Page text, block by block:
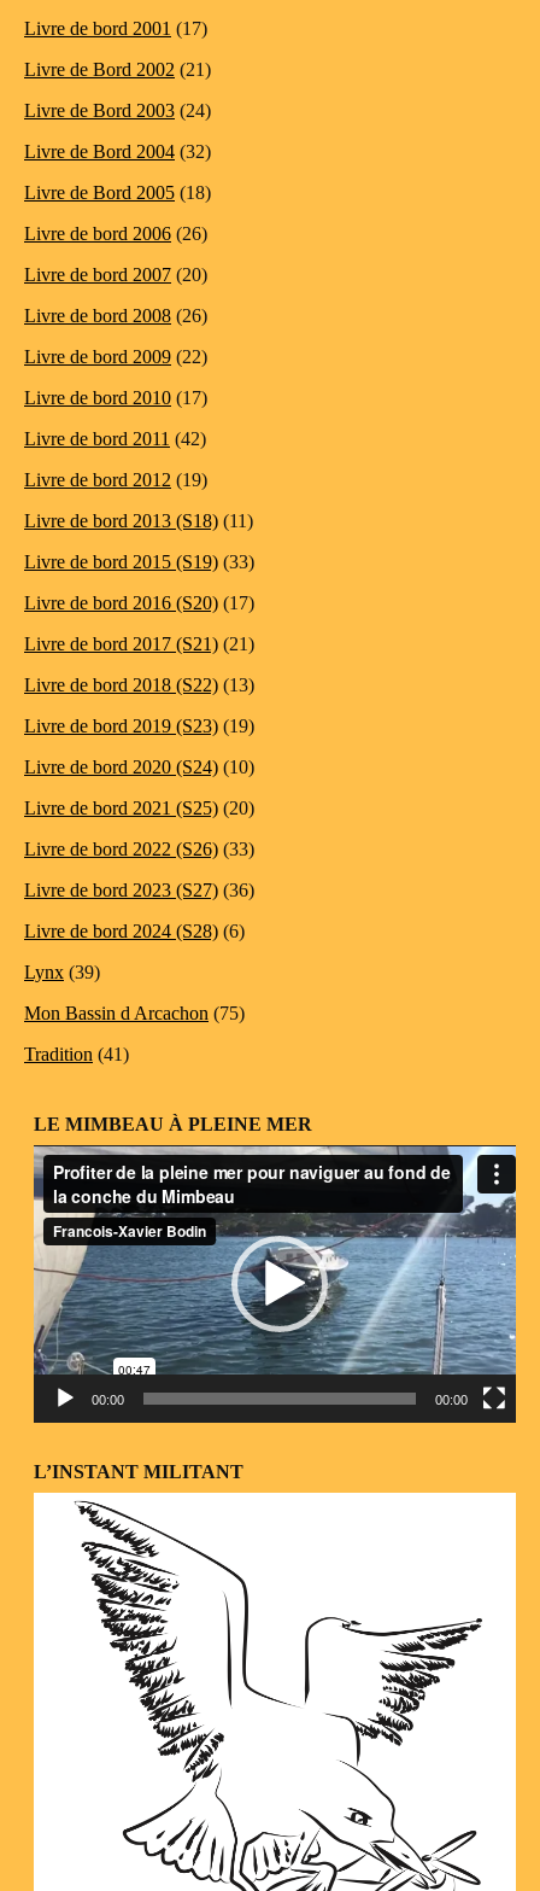
Livre de bord 2001 (17)
Livre de Bord 2002 (21)
Livre de Bord 2003 (24)
Livre de Bord 2004 (32)
Livre de Bord 2005 (18)
Livre de bord 2006 (26)
Livre de bord 2007 (20)
Livre de bord 2008 (26)
Livre de bord 2009 (22)
Livre de bord 2010 (17)
Livre de bord 2011 (42)
Livre de bord 2012 (19)
Livre de bord 2013 (S18) (11)
Livre de bord 2015 (S19) (33)
Livre de bord 2016 (S20) (17)
Livre de bord 2017 (S21) (21)
Livre de bord 2018 (S22) (13)
Livre de bord 2019 (S23) (19)
Livre de bord 2020 (S24) (10)
Livre de bord 2021 (S25) (20)
Livre de bord 2022 (S26) (33)
Livre de bord 2023 (S27) (36)
Livre de bord 2024 (S28) (6)
Lynx (39)
Mon Bassin d Arcachon (75)
Tradition (41)
LE MIMBEAU À PLEINE MER
Lecteur
vidéo
00:00 00:00
L’INSTANT MILITANT